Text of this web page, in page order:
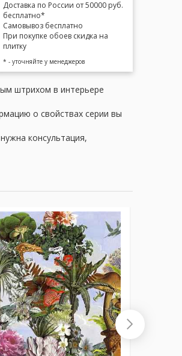
Доставка по России от 50000 руб.
бесплатно*
Самовывоз бесплатно
При покупке обоев скидка на
плитку
* - уточняйте у менеджеров
штрихом в интерьере
о свойствах серии вы
консультация,